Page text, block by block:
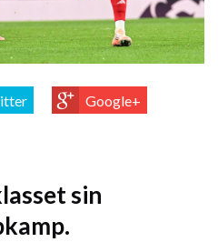
Google+
sin